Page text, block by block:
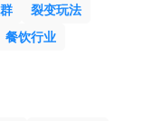
裂变玩法
餐饮行业